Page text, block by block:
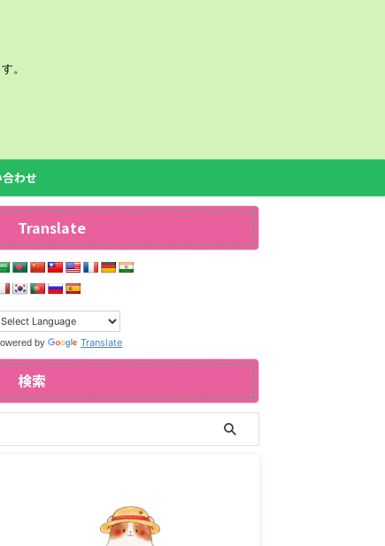
。
わせ
Translate
by Translate
検索